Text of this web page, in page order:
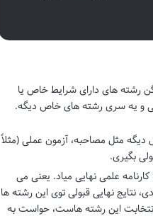
رشته های دارای شرایط خاص یا
و یه سری رشته های خاص دیگه.
دیگه مثل مصاحبه، آزمون عملی (مثلاً
بگیری.
علمی نهایی میاد. یعنی می
نتایج نهایی قبولی توی این رشته ها
انتخابت این رشته هاست، حواست به